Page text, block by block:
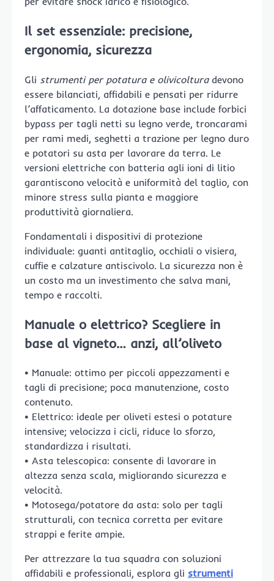
Il set essenziale: precisione,
ergonomia, sicurezza
Gli strumenti per potatura e olivicolturadevono
essere bilanciati, affidabili e pensati per ridurre
l’affaticamento. La dotazione base include forbici
bypass per tagli netti su legno verde, troncarami
per rami medi, seghetti a trazione per legno duro
e potatori su asta per lavorare da terra. Le
versioni elettriche con batteria agli ioni di litio
garantiscono velocità e uniformità del taglio, con
minore stress sulla pianta e maggiore
produttività giornaliera.
Fondamentali i dispositivi di protezione
individuale: guanti antitaglio, occhiali o visiera,
cuffie e calzature antiscivolo. La sicurezza non è
un costo ma un investimento che salva mani,
tempo e raccolti.
Manuale o elettrico? Scegliere in
base al vigneto… anzi, all’oliveto
• Manuale: ottimo per piccoli appezzamenti e
tagli di precisione; poca manutenzione, costo
contenuto.
• Elettrico: ideale per oliveti estesi o potature
intensive; velocizza i cicli, riduce lo sforzo,
standardizza i risultati.
• Asta telescopica: consente di lavorare in
altezza senza scala, migliorando sicurezza e
velocità.
• Motosega/potatore da asta: solo per tagli
strutturali, con tecnica corretta per evitare
strappi e ferite ampie.
Per attrezzare la tua squadra con soluzioni
affidabili e professionali, esplora gli strumenti